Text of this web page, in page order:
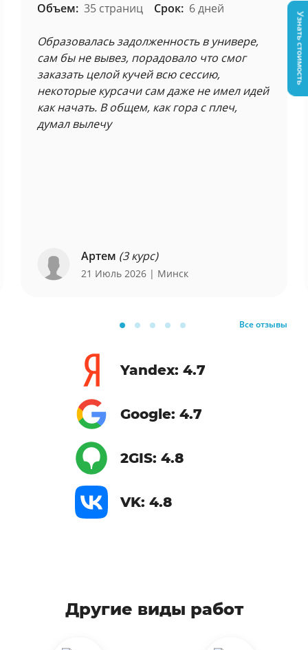
Объем: 35 страниц Срок: 6 дней
Образовалась задолженность в универе,
сам бы не вывез, порадовало что смог
заказать целой кучей всю сессию,
некоторые курсачи сам даже не имел идей
как начать. В общем, как гора с плеч,
думал вылечу
Артем (3 курс)
21 Июль 2026 | Минск
Все отзывы
Yandex: 4.7
Google: 4.7
2GIS: 4.8
VK: 4.8
Другие виды работ
Узнать стоимость